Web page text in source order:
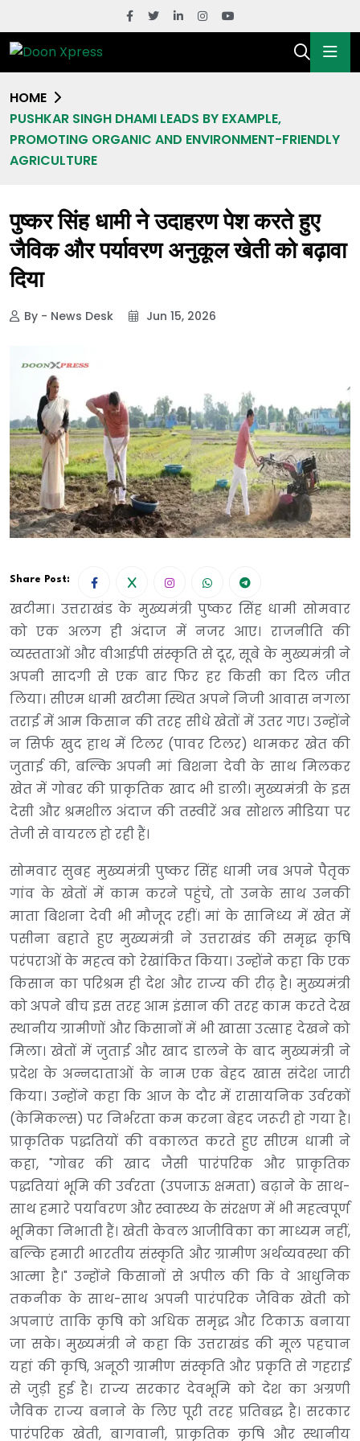
HOME
PUSHKAR SINGH DHAMI LEADS BY EXAMPLE,
PROMOTING ORGANIC AND ENVIRONMENT-FRIENDLY
AGRICULTURE
पुष्कर सिंह धामी ने उदाहरण पेश करते हुए
जैविक और पर्यावरण अनुकूल खेती को बढ़ावा
दिया
By - News Desk Jun 15, 2026
Share Post:
खटीमा। उत्तराखंड के मुख्यमंत्री पुष्कर सिंह धामी सोमवार
को एक अलग ही अंदाज में नजर आए। राजनीति की
व्यस्तताओं और वीआईपी संस्कृति से दूर, सूबे के मुख्यमंत्री ने
अपनी सादगी से एक बार फिर हर किसी का दिल जीत
लिया। सीएम धामी खटीमा स्थित अपने निजी आवास नगला
तराई में आम किसान की तरह सीधे खेतों में उतर गए। उन्होंने
न सिर्फ खुद हाथ में टिलर (पावर टिलर) थामकर खेत की
जुताई की, बल्कि अपनी मां बिशना देवी के साथ मिलकर
खेत में गोबर की प्राकृतिक खाद भी डाली। मुख्यमंत्री के इस
देसी और श्रमशील अंदाज की तस्वीरें अब सोशल मीडिया पर
तेजी से वायरल हो रही हैं।
सोमवार सुबह मुख्यमंत्री पुष्कर सिंह धामी जब अपने पैतृक
गांव के खेतों में काम करने पहुंचे, तो उनके साथ उनकी
माता बिशना देवी भी मौजूद रहीं। मां के सानिध्य में खेत में
पसीना बहाते हुए मुख्यमंत्री ने उत्तराखंड की समृद्ध कृषि
परंपराओं के महत्व को रेखांकित किया। उन्होंने कहा कि एक
किसान का परिश्रम ही देश और राज्य की रीढ़ है। मुख्यमंत्री
को अपने बीच इस तरह आम इंसान की तरह काम करते देख
स्थानीय ग्रामीणों और किसानों में भी खासा उत्साह देखने को
मिला। खेतों में जुताई और खाद डालने के बाद मुख्यमंत्री ने
प्रदेश के अन्नदाताओं के नाम एक बेहद खास संदेश जारी
किया। उन्होंने कहा कि आज के दौर में रासायनिक उर्वरकों
(केमिकल्स) पर निर्भरता कम करना बेहद जरूरी हो गया है।
प्राकृतिक पद्धतियों की वकालत करते हुए सीएम धामी ने
कहा, "गोबर की खाद जैसी पारंपरिक और प्राकृतिक
पद्धतियां भूमि की उर्वरता (उपजाऊ क्षमता) बढ़ाने के साथ-
साथ हमारे पर्यावरण और स्वास्थ्य के संरक्षण में भी महत्वपूर्ण
भूमिका निभाती हैं। खेती केवल आजीविका का माध्यम नहीं,
बल्कि हमारी भारतीय संस्कृति और ग्रामीण अर्थव्यवस्था की
आत्मा है।" उन्होंने किसानों से अपील की कि वे आधुनिक
तकनीक के साथ-साथ अपनी पारंपरिक जैविक खेती को
अपनाएं ताकि कृषि को अधिक समृद्ध और टिकाऊ बनाया
जा सके। मुख्यमंत्री ने कहा कि उत्तराखंड की मूल पहचान
यहां की कृषि, अनूठी ग्रामीण संस्कृति और प्रकृति से गहराई
से जुड़ी हुई है। राज्य सरकार देवभूमि को देश का अग्रणी
जैविक राज्य बनाने के लिए पूरी तरह प्रतिबद्ध है। सरकार
पारंपरिक खेती, बागवानी, प्राकृतिक कृषि और स्थानीय